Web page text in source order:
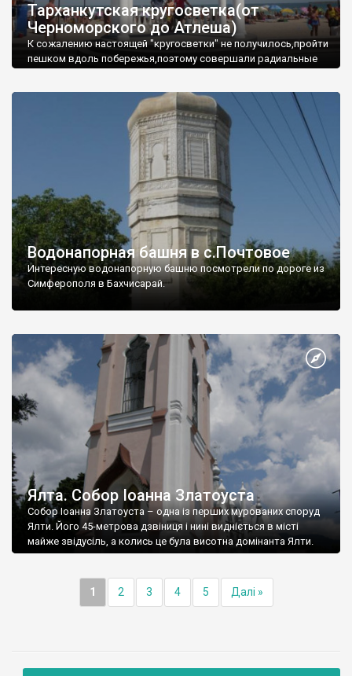
Тарханкутская кругосветка(от
Черноморского до Атлеша)
К сожалению настоящей "кругосветки" не получилось,пройти
пешком вдоль побережья,поэтому совершали радиальные
Водонапорная башня в с.Почтовое
Интересную водонапорную башню посмотрели по дороге из
Симферополя в Бахчисарай.
Ялта. Собор Іоанна Златоуста
Собор Іоанна Златоуста – одна із перших мурованих споруд
Ялти. Його 45-метрова дзвіниця і нині видніється в місті
майже звідусіль, а колись це була висотна домінанта Ялти.
1 2 3 4 5 Далі »